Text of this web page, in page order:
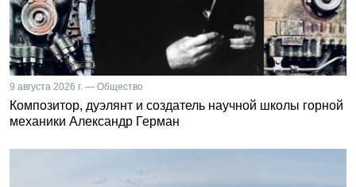
9 августа 2026 г. — Общество
Композитор, дуэлянт и создатель научной школы горной
механики Александр Герман